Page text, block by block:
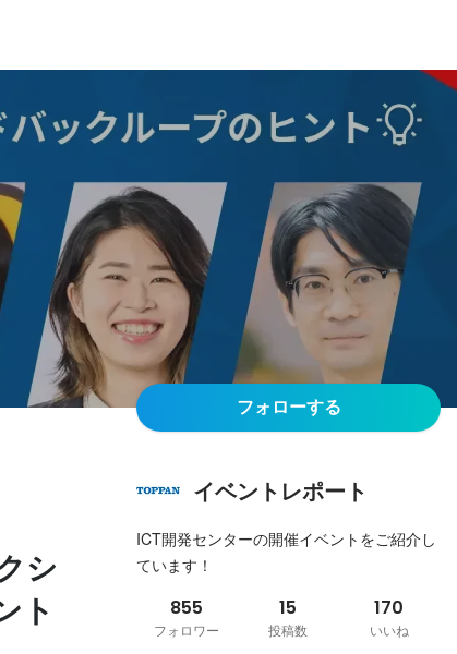
シ
ト
フォローする
イベントレポート
ICT開発センターの開催イベントをご紹介し
ています！
855
フォロワー
15
投稿数
170
いいね